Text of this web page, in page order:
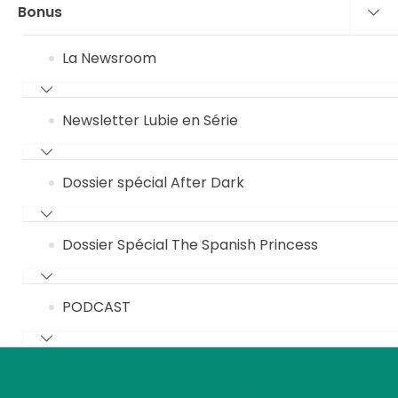
Bonus
La Newsroom
Newsletter Lubie en Série
Dossier spécial After Dark
Dossier Spécial The Spanish Princess
PODCAST